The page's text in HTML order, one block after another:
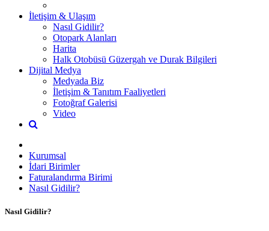
İletişim & Ulaşım
Nasıl Gidilir?
Otopark Alanları
Harita
Halk Otobüsü Güzergah ve Durak Bilgileri
Dijital Medya
Medyada Biz
İletişim & Tanıtım Faaliyetleri
Fotoğraf Galerisi
Video
Kurumsal
İdari Birimler
Faturalandırma Birimi
Nasıl Gidilir?
Nasıl Gidilir?